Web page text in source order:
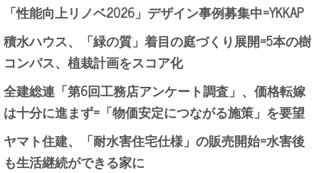
「性能向上リノベ2026」デザイン事例募集中=YKKAP
積水ハウス、「緑の質」着目の庭づくり展開=5本の樹
コンパス、植栽計画をスコア化
全建総連「第6回工務店アンケート調査」、価格転嫁
は十分に進まず=「物価安定につながる施策」を要望
ヤマト住建、「耐水害住宅仕様」の販売開始=水害後
も生活継続ができる家に